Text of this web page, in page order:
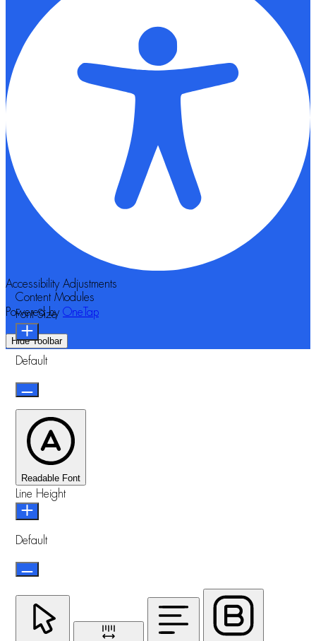
Accessibility Adjustments
Powered by OneTap
Hide Toolbar
Content Modules
Font Size
Default
Readable Font
Line Height
Default